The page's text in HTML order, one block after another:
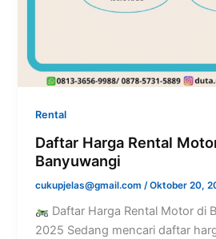
Rental
Daftar Harga Rental
Banyuwangi
cukupjelas@gmail.com /Oktober 20,
Daftar Harga Rental Motor di
2025 Sedang mencari daftar